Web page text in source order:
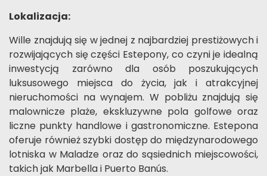
Lokalizacja:
Wille znajdują się w jednej z najbardziej prestiżowych i
rozwijających się części Estepony, co czyni je idealną
inwestycją zarówno dla osób poszukujących
luksusowego miejsca do życia, jak i atrakcyjnej
nieruchomości na wynajem. W pobliżu znajdują się
malownicze plaże, ekskluzywne pola golfowe oraz
liczne punkty handlowe i gastronomiczne. Estepona
oferuje również szybki dostęp do międzynarodowego
lotniska w Maladze oraz do sąsiednich miejscowości,
takich jak Marbella i Puerto Banús.